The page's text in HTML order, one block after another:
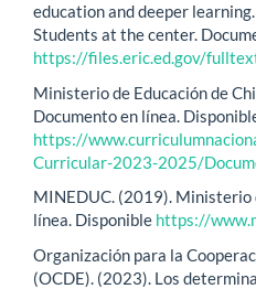
education and deeper
Students at the center.
https://files.eric.ed.gov/
Ministerio de Educación de
Documento en línea.
https://
Curricular-2023-2025/
MINEDUC. (2019). Ministerio
línea. Disponible https://
Organización para la
(OCDE). (2023). Los